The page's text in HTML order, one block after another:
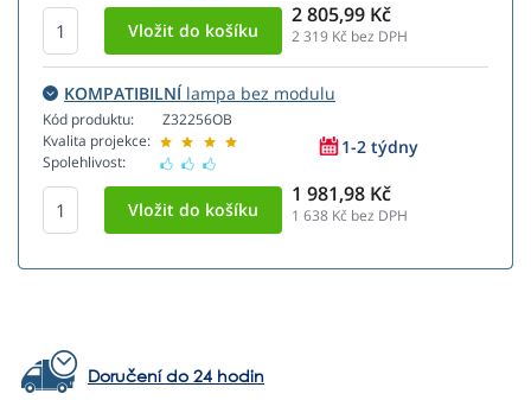
2 805,99 Kč
2 319 Kč bez DPH
KOMPATIBILNÍlampa bez modulu
Kód produktu:
Kvalita projekce:
Spolehlivost:
Z32256OB
1-2 týdny
1 981,98 Kč
1 638 Kč bez DPH
Doručení do 24 hodin